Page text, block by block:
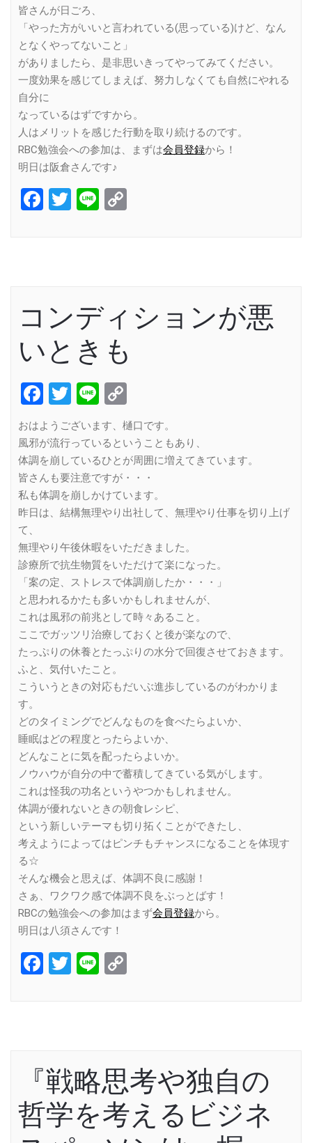
皆さんが日ごろ、
「やった方がいいと言われている(思っている)けど、なん
となくやってないこと」
がありましたら、是非思いきってやってみてください。
一度効果を感じてしまえば、努力しなくても自然にやれる
自分に
なっているはずですから。
人はメリットを感じた行動を取り続けるのです。
RBC勉強会への参加は、まずは会員登録から！
明日は阪倉さんです♪
Facebook
Twitter
Line
コンディションが悪
いときも
Facebook
Twitter
Line
Link
おはようございます、樋口です。
風邪が流行っているということもあり、
体調を崩しているひとが周囲に増えてきています。
皆さんも要注意ですが・・・
私も体調を崩しかけています。
昨日は、結構無理やり出社して、無理やり仕事を切り上げ
て、
無理やり午後休暇をいただきました。
診療所で抗生物質をいただけて楽になった。
「案の定、ストレスで体調崩したか・・・」
と思われるかたも多いかもしれませんが、
これは風邪の前兆として時々あること。
ここでガッツリ治療しておくと後が楽なので、
たっぷりの休養とたっぷりの水分で回復させておきます。
ふと、気付いたこと。
こういうときの対応もだいぶ進歩しているのがわかりま
す。
どのタイミングでどんなものを食べたらよいか、
睡眠はどの程度とったらよいか、
どんなことに気を配ったらよいか。
ノウハウが自分の中で蓄積してきている気がします。
これは怪我の功名というやつかもしれません。
体調が優れないときの朝食レシピ、
という新しいテーマも切り拓くことができたし、
考えようによってはピンチもチャンスになることを体現す
る☆
そんな機会と思えば、体調不良に感謝！
さぁ、ワクワク感で体調不良をぶっとばす！
RBCの勉強会への参加はまず会員登録から。
明日は八須さんです！
Facebook
Twitter
Line
『戦略思考や独自の
哲学を考えるビジネ